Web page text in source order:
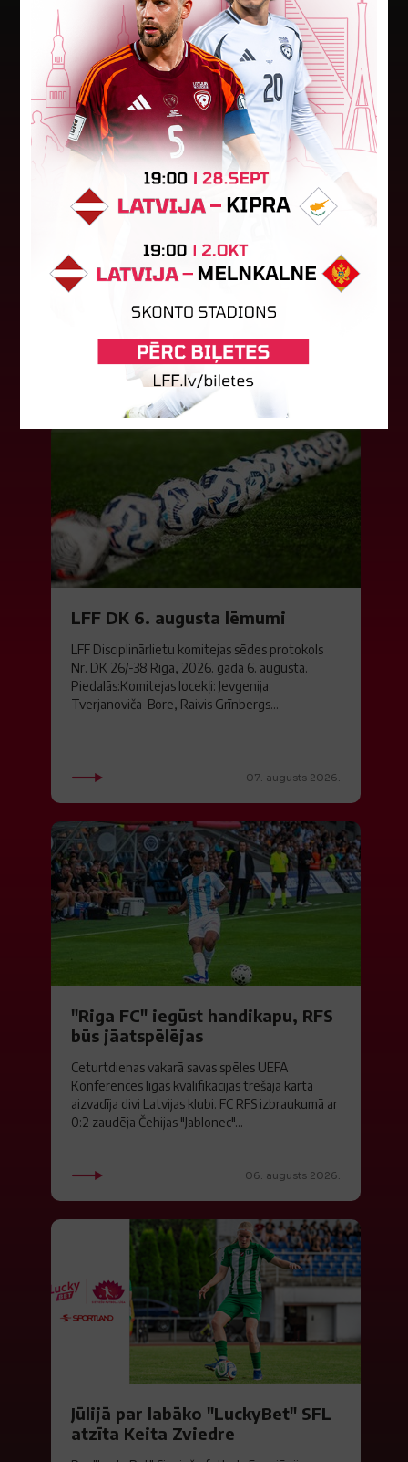
"Riga FC Women" beidz
vēsturisko eirokausu sezonu
Latvijas klubs "Riga FC Women" sestdien UEFA
Čempionu līgas kvalifikācijas otrajā kārtā ar 1:4
piekāpās Lietuvas "Gintra". Ar šo spēli Latvijas
08. augusts 2026.
LFF DK 6. augusta lēmumi
LFF Disciplinārlietu komitejas sēdes protokols
Nr. DK 26/-38 Rīgā, 2026. gada 6. augustā.
Piedalās:Komitejas locekļi: Jevgenija
Tverjanoviča-Bore, Raivis Grīnbergs...
07. augusts 2026.
"Riga FC" iegūst handikapu, RFS
būs jāatspēlējas
Ceturtdienas vakarā savas spēles UEFA
Konferences līgas kvalifikācijas trešajā kārtā
aizvadīja divi Latvijas klubi. FC RFS izbraukumā ar
0:2 zaudēja Čehijas "Jablonec"...
06. augusts 2026.
Jūlijā par labāko "LuckyBet" SFL
atzīta Keita Zviedre